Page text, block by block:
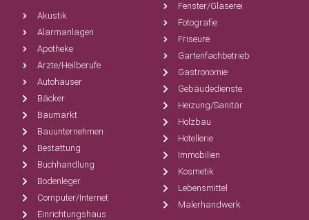
Akustik
Alarmanlagen
Apotheke
Ärzte/Heilberufe
Autohäuser
Bäcker
Baumarkt
Bauunternehmen
Bestattung
Buchhandlung
Bodenleger
Computer/Internet
Einrichtungshaus
Fenster/Glaserei
Fotografie
Friseure
Gartenfachbetrieb
Gastronomie
Gebäudedienste
Heizung/Sanitär
Holzbau
Hotellerie
Immobilien
Kosmetik
Lebensmittel
Malerhandwerk